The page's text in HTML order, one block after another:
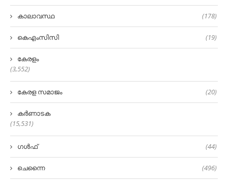
കാലാവസ്ഥ (178)
കെഎംസിസി (19)
കേരളം
(3,552)
കേരള സമാജം (20)
കർണാടക
(15,531)
ഗൾഫ് (44)
ചെന്നൈ (496)